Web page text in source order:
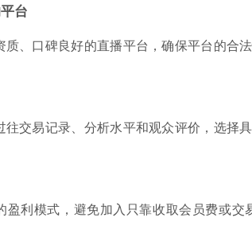
台
、口碑良好的直播平台，确保平台的合法
往交易记录、分析水平和观众评价，选择
盈利模式，避免加入只靠收取会员费或